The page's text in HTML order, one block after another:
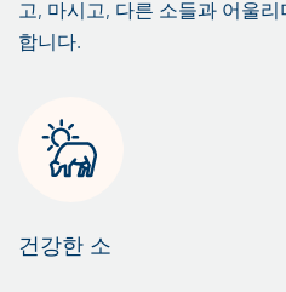
고, 마시고, 다른 소들과 어울
합니다.
건강한 소